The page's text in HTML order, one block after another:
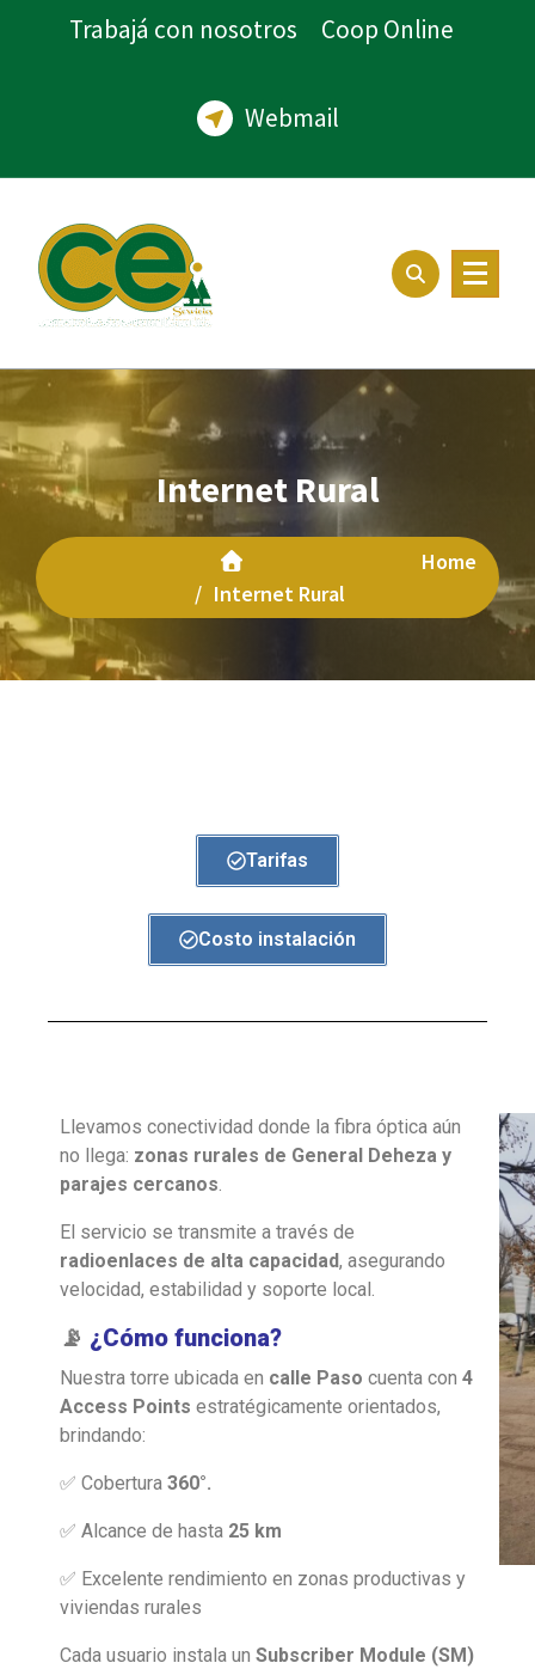
Trabajá con nosotros Coop Online
Webmail
Internet Rural
Home
/ Internet Rural
Tarifas
Costo instalación
Llevamos conectividad donde la fibra óptica aún
no llega: zonas rurales de General Deheza y
parajes cercanos.
El servicio se transmite a través de
radioenlaces de alta capacidad, asegurando
velocidad, estabilidad y soporte local.
📡 ¿Cómo funciona?
Nuestra torre ubicada en calle Paso cuenta con 4
Access Points estratégicamente orientados,
brindando:
✅ Cobertura 360°.
✅ Alcance de hasta 25 km
✅ Excelente rendimiento en zonas productivas y
viviendas rurales
Cada usuario instala un Subscriber Module (SM)